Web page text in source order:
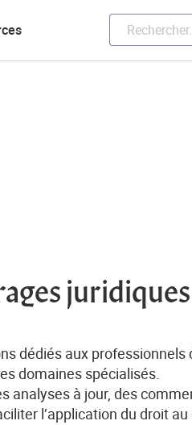
juridiques
dédiés aux
domaines spécialisés.
analyses à jour, des
l’application du droit